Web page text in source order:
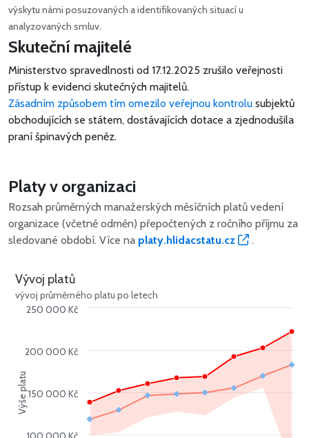
výskytu námi posuzovaných a identifikovaných situací u
analyzovaných smluv.
Skuteční majitelé
Ministerstvo spravedlnosti od 17.12.2025 zrušilo veřejnosti
přístup k evidenci skutečných majitelů.
Zásadním způsobem tím omezilo veřejnou kontrolu subjektů
obchodujících se státem, dostávajících dotace a zjednodušila
praní špinavých peněz.
Platy v organizaci
Rozsah průměrných manažerských měsíčních platů vedení
organizace (včetně odměn) přepočtených z ročního příjmu za
sledované období. Více na platy.hlidacstatu.cz .
Výše platu
Vývoj platů
vývoj průměrného platu po letech
150 000 Kč
200 000 Kč
250 000 Kč